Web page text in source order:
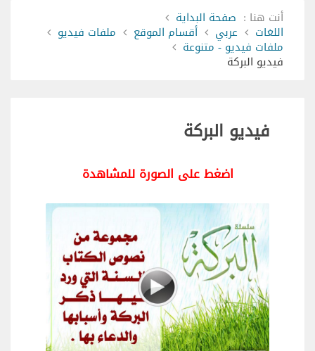
أنت هنا : صفحة البداية
اللغات عربي أقسام الموقع ملفات فيديو
ملفات فيديو - متنوعة
فيديو البركة
فيديو البركة
اضغط على الصورة للمشاهدة